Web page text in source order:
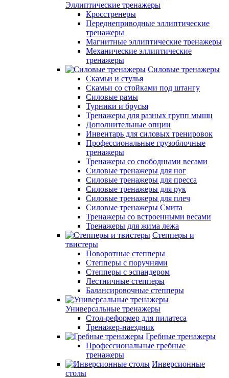
Эллиптические тренажеры
Кросстренеры
Переднеприводные эллиптические
тренажеры
Магнитные эллиптические тренажеры
Механические эллиптические
тренажеры
Силовые тренажеры
Скамьи и стулья
Скамьи со стойками под штангу
Силовые рамы
Турники и брусья
Тренажеры для разных групп мышц
Дополнительные опции
Инвентарь для силовых тренировок
Профессиональные грузоблочные
тренажеры
Тренажеры со свободными весами
Силовые тренажеры для ног
Силовые тренажеры для пресса
Силовые тренажеры для рук
Силовые тренажеры для плеч
Силовые тренажеры Смита
Тренажеры со встроенными весами
Тренажеры для жима лежа
Степперы и
твистеры
Поворотные степперы
Степперы с поручнями
Степперы с эспандером
Лестничные степперы
Балансировочные степперы
Универсальные тренажеры
Стол-реформер для пилатеса
Тренажер-наездник
Гребные тренажеры
Профессиональные гребные
тренажеры
Инверсионные
столы